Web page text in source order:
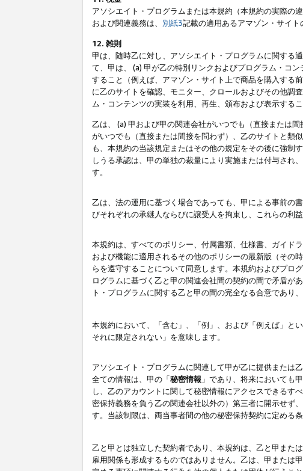
アソシエイト・プログラムまたは本規約（本規約の実際の
および関連義務は、 別紙3記載の適用あるアマゾン・サイト
12. 雑則
甲は、随時乙に対し、アソシエイト・プログラムに関する
て、甲は、 (a) 甲が乙の特別リンクおよびプログラム・コ
すること（例えば、アマゾン・サイト上で商品を購入する
に乙のサイトを確認、モニター、クロールおよびその他調
ム・コンテンツの実装を利用、再生、頒布および表示する
乙は、 (a) 甲および甲の関連会社がいつでも（直接または
がいつでも（直接または間接を問わず）、乙のサイトと類
も、本規約の当該規定またはその他の規定をその後に強制
しうる承認は、甲の単独の裁量により実施または付与され
す。
乙は、法の運用に基づく場合であっても、甲による事前の
びそれぞれの承継人ならびに譲受人を拘束し、これらの利
本規約は、すべてのポリシー、付属書類、仕様書、ガイド
および機能に適用されるその他のポリシーの最新版（その
らを遵守することについて同意します。本規約およびプロ
ログラムに基づく乙と甲の関連会社間の契約の間で矛盾が
ト・プログラムに関する乙と甲の間の完全なる合意であり
本規約において、「含む」、「例」、および「例えば」と
それに限定されない」を意味します。
アソシエイト・プログラムに関連して甲が乙に提供または
全ての情報は、甲の「秘密情報 」であり、将来においても
し、乙のアカウントに関して秘密情報にアクセスできるす
密保持義務を負う乙の関連会社以外の）第三者に開示せず
す。当該制限は、両当事者間の他の秘密保持契約に定める
乙と甲とは独立した契約者であり、本規約は、乙と甲また
雇用関係も形成するものではありません。乙は、甲または